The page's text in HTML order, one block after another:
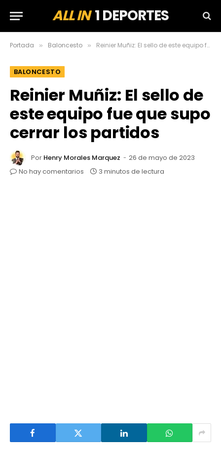
ALL IN1 DEPORTES
Portada » Baloncesto » Reinier Muñiz: El sello de este equipo fue que supo cerrar los partidos
BALONCESTO
Reinier Muñiz: El sello de
este equipo fue que supo
cerrar los partidos
Por Henry Morales Marquez
26 de mayo de 2023
No hay comentarios
3 minutos de lectura